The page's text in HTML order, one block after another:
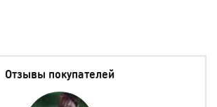
Отзывы покупателей